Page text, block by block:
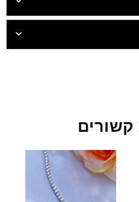
קשורים